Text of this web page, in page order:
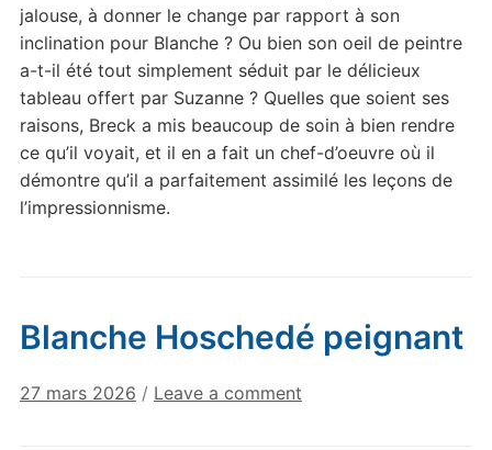
jalouse, à donner le change par rapport à son
inclination pour Blanche ? Ou bien son oeil de peintre
a-t-il été tout simplement séduit par le délicieux
tableau offert par Suzanne ? Quelles que soient ses
raisons, Breck a mis beaucoup de soin à bien rendre
ce qu’il voyait, et il en a fait un chef-d’oeuvre où il
démontre qu’il a parfaitement assimilé les leçons de
l’impressionnisme.
Blanche Hoschedé peignant
27 mars 2026 / Leave a comment